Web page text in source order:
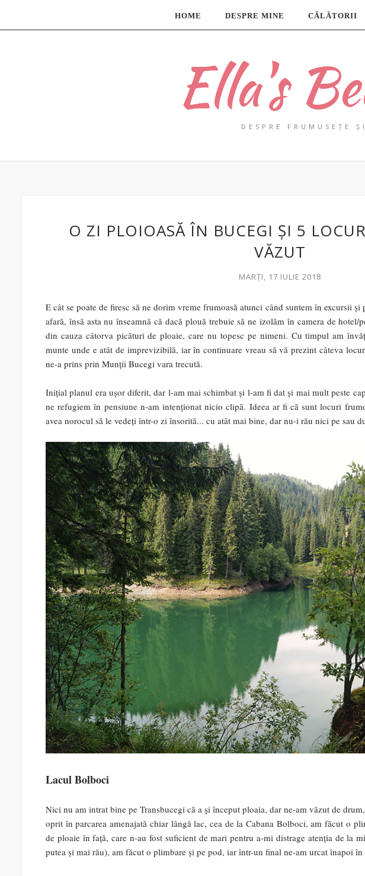
HOME DESPRE MINE CĂLĂTORII
Ella's
DESPRE
O ZI PLOIOASĂ ÎN BUCEGI ȘI 5
VĂZUT
MARȚI, 17 IULIE 2018
E cât se poate de firesc să ne dorim vreme frumoasă atunci când suntem în excursii
afară, însă asta nu înseamnă că dacă plouă trebuie să ne izolăm în camera de
din cauza câtorva picături de ploaie, care nu topesc pe nimeni. Cu timpul am
munte unde e atât de imprevizibilă, iar în continuare vreau să vă prezint câteva
ne-a prins prin Munții Bucegi vara trecută.
Inițial planul era ușor diferit, dar l-am mai schimbat și l-am fi dat și mai mult peste
ne refugiem în pensiune n-am intenționat nicio clipă. Ideea ar fi că sunt locuri
avea norocul să le vedeți într-o zi însorită... cu atât mai bine, dar nu-i rău nici pe sau
Lacul Bolboci
Nici nu am intrat bine pe Transbucegi că a și început ploaia, dar ne-am văzut de
oprit în parcarea amenajată chiar lângă lac, cea de la Cabana Bolboci, am făcut o
de ploaie în față, care n-au fost suficient de mari pentru a-mi distrage atenția de la
putea și mai rău), am făcut o plimbare și pe pod, iar într-un final ne-am urcat înapoi